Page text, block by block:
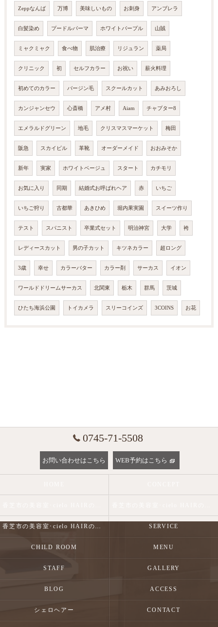
Zeppなんば 万博 美味しいもの お刺身 アンブレラ
白髪染め プードルパーマ ホワイトパープル 山賊
ミャクミャク 食べ物 肌治療 リジュラン 薬局
クリニック 初 セルフカラー お祝い 薪火料理
初めてのカラー バージン毛 スクールカット あみおろし
カンジャンセウ 心斎橋 アメ村 Aiam チャプター8
エメラルドグリーン 地毛 クリスマスマーケット 梅田
阪急 スカイビル 革靴 オーダーメイド おおみそか
新年 実家 ホワイトベージュ スタート カチモリ
お気に入り 同期 結婚式お呼ばれヘア 赤 いちご
いちご狩り 古都華 あきひめ 堀内果実園 スイーツ作り
テスト スパニスト 卒業式セット 明治神宮 大学 袴
レディースカット 男の子カット キツネカラー 超ロング
3歳 幸せ カラーバター カラー剤 サーカス イオン
ワールドドリームサーカス 北関東 栃木 群馬 茨城
ひたち海浜公園 トイカメラ スリーコインズ 3COINS お花
0745-71-5508
お問い合わせはこちら WEB予約はこちら
香芝市の美容室･cielo HAIRのお客様の声 SERVICE
CHILD ROOM MENU
STAFF GALLERY
BLOG ACCESS
シェロヘアー CONTACT